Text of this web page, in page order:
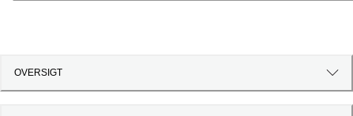
OVERSIGT